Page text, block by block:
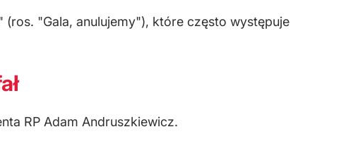
(ros. "Gala, anulujemy"), które często występuje
RP Adam Andruszkiewicz.